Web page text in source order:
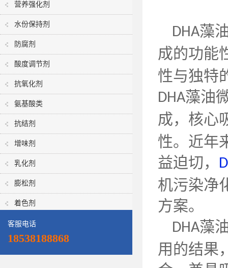
营养强化剂
水份保持剂
防腐剂
酸度调节剂
抗氧化剂
氨基酸类
抗结剂
增味剂
乳化剂
膨松剂
着色剂
客服电话
18538188868
DHA藻
成的功能
性与独特
DHA藻油
成，核心
性。近年
益迫切，
机污染净
方案。
DHA藻
用的结果